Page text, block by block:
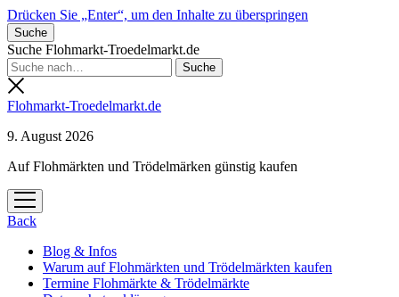
Drücken Sie „Enter“, um den Inhalte zu überspringen
Suche
Suche Flohmarkt-Troedelmarkt.de
Flohmarkt-Troedelmarkt.de
9. August 2026
Auf Flohmärkten und Trödelmärken günstig kaufen
Menü
öffnen
Back
Blog & Infos
Warum auf Flohmärkten und Trödelmärkten kaufen
Termine Flohmärkte & Trödelmärkte